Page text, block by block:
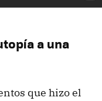
a una
que hizo el